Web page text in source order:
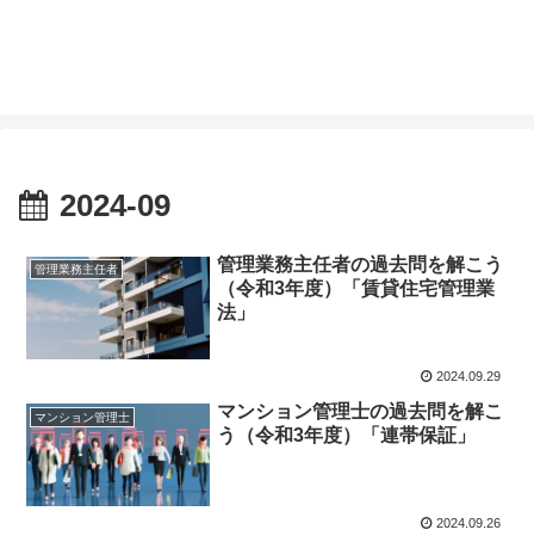
2024-09
管理業務主任者
管理業務主任者の過去問を解こう
（令和3年度）「賃貸住宅管理業
法」
2024.09.29
マンション管理士
マンション管理士の過去問を解こ
う（令和3年度）「連帯保証」
2024.09.26